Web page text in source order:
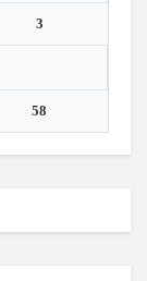
3
58